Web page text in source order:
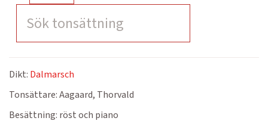
Dikt: Dalmarsch
Tonsättare:Aagaard, Thorvald
Besättning: röst och piano